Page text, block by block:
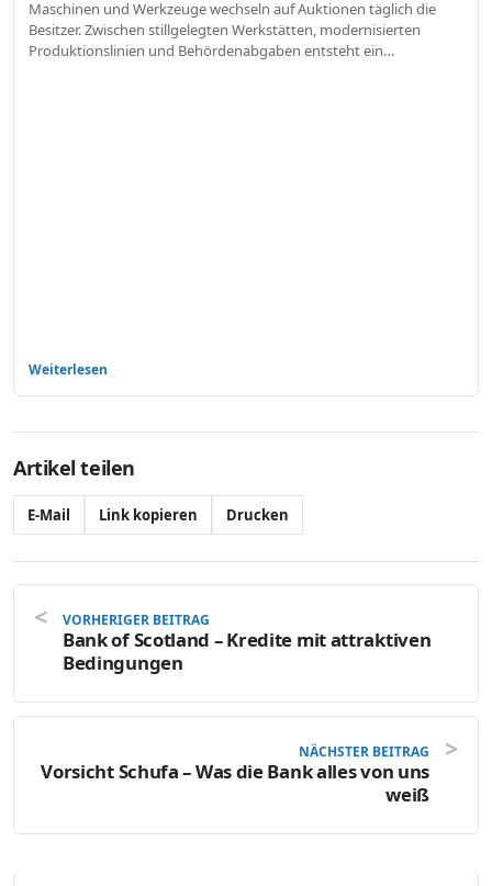
Maschinen und Werkzeuge wechseln auf Auktionen täglich die
Besitzer. Zwischen stillgelegten Werkstätten, modernisierten
Produktionslinien und Behördenabgaben entsteht ein…
Weiterlesen
Artikel teilen
E-Mail Link kopieren Drucken
VORHERIGER BEITRAG
Bank of Scotland – Kredite mit attraktiven
Bedingungen
NÄCHSTER BEITRAG
Vorsicht Schufa – Was die Bank alles von uns
weiß